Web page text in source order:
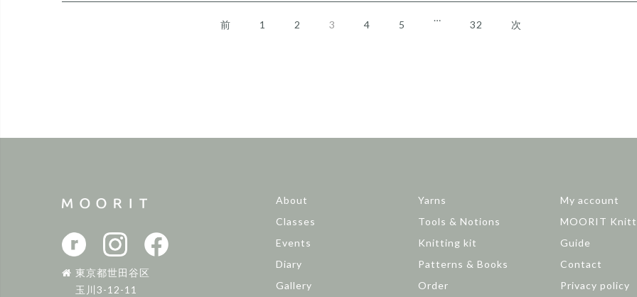
前 1 2 3 4 5
…
32 次
東京都世田谷区
玉川3-12-11
About
Classes
Events
Diary
Gallery
Yarns
Tools & Notions
Knitting kit
Patterns & Books
Order
My account
MOORIT
Guide
Contact
Privacy policy